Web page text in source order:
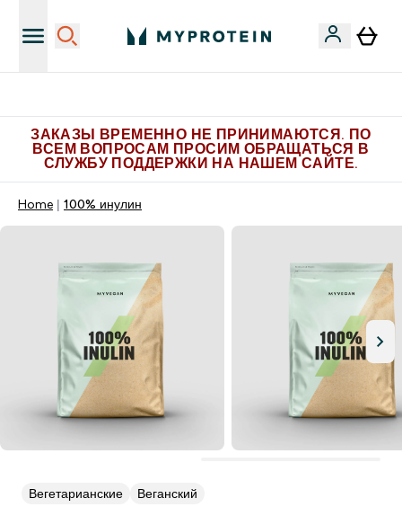
ЗАКАЗЫ ВРЕМЕННО НЕ ПРИНИМАЮТСЯ. ПО
ВСЕМ ВОПРОСАМ ПРОСИМ ОБРАЩАТЬСЯ В
СЛУЖБУ ПОДДЕРЖКИ НА НАШЕМ САЙТЕ.
Home 100% инулин
Вегетарианские Веганский